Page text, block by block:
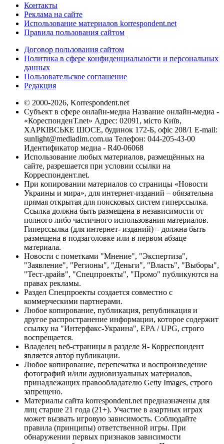
Контакты
Реклама на сайте
Использование материалов korrespondent.net
Правила пользования сайтом
Договор пользования сайтом
Политика в сфере конфиденциальности и персональных
данных
Пользовательское соглашение
Редакция
© 2000-2026, Korrespondent.net
Субъект в сфере онлайн-медиа Название онлайн-медиа -
«КореспонденТ.net» Адрес: 02091, місто Київ,
ХАРКІВСЬКЕ ШОСЕ, будинок 172-Б, офіс 208/1 E-mail:
sunlight@mediadim.com.ua Телефон: 044-205-43-00
Идентификатор медиа - R40-06068
Использование любых материалов, размещённых на
сайте, разрешается при условии ссылки на
Корреспондент.net.
При копировании материалов со страницы «Новости
Украины и мира», для интернет-изданий – обязательна
прямая открытая для поисковых систем гиперссылка.
Ссылка должна быть размещена в независимости от
полного либо частичного использования материалов.
Гиперссылка (для интернет- изданий) – должна быть
размещена в подзаголовке или в первом абзаце
материала.
Новости с пометками "Мнение", "Экспертиза",
"Заявление", "Регионы", "Деньги", "Власть", "Выборы",
"Тест-драйв", "Спецпроекты", "Промо" публикуются на
правах рекламы.
Раздел Спецпроекты создается совместно с
коммерческими партнерами.
Любое копирование, публикация, републикация и
другое распространение информации, которое содержит
ссылку на "Интерфакс-Украина", EPA / UPG, строго
воспрещается.
Владелец веб-страницы в разделе Я- Корреспондент
является автор публикации.
Любое копирование, перепечатка и воспроизведение
фотографий и/или аудиовизуальных материалов,
принадлежащих правообладателю Getty Images, строго
запрещено.
Материалы сайта korrespondent.net предназначены для
лиц старше 21 года (21+). Участие в азартных играх
может вызвать игровую зависимость. Соблюдайте
правила (принципы) ответственной игры. При
обнаружении первых признаков зависимости